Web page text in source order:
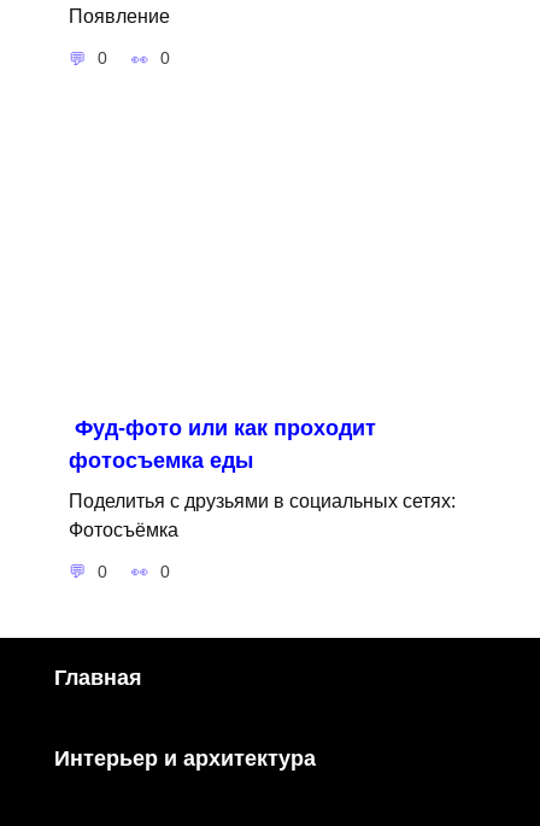
Появление
0 0
Фуд-фото или как проходит
фотосъемка еды
Поделитья с друзьями в социальных сетях:
Фотосъёмка
0 0
Главная
Интерьер и архитектура